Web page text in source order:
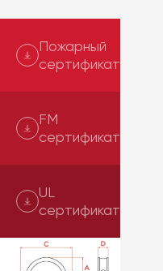
Пожарный
сертификат
FM
сертификат
UL
сертификат